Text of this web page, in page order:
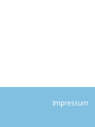
Impressum